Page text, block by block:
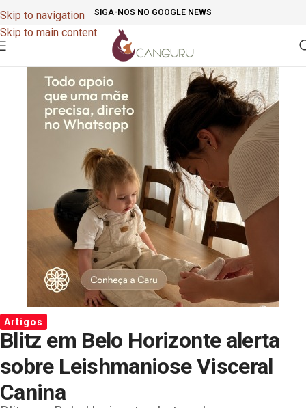
Skip to navigation
Skip to main content
SIGA-NOS NO GOOGLE NEWS
Artigos
Blitz em Belo Horizonte alerta
sobre Leishmaniose Visceral
Canina